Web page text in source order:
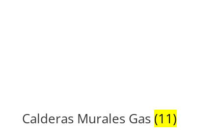
Calderas Murales Gas (11)